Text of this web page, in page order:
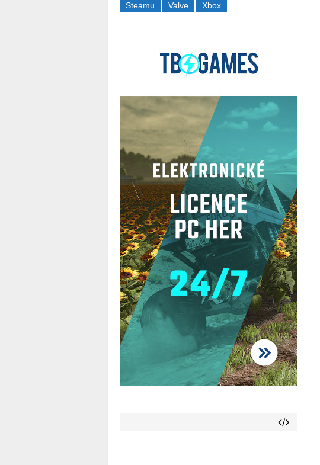
Steamu
Valve Xbox